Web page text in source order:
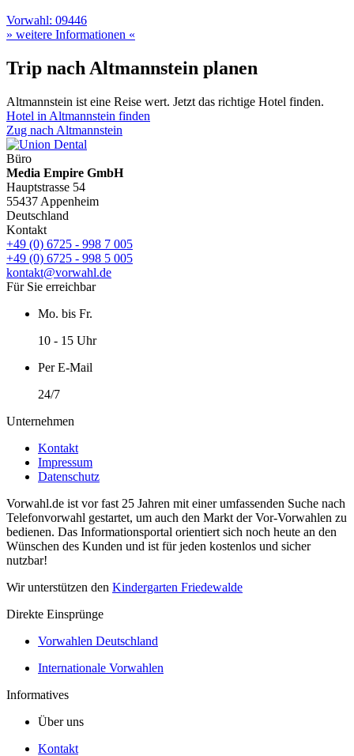
Vorwahl: 09446
» weitere Informationen «
Trip nach Altmannstein planen
Altmannstein ist eine Reise wert. Jetzt das richtige Hotel finden.
Hotel in Altmannstein finden
Zug nach Altmannstein
Büro
Media Empire GmbH
Hauptstrasse 54
55437 Appenheim
Deutschland
Kontakt
+49 (0) 6725 - 998 7 005
+49 (0) 6725 - 998 5 005
kontakt@vorwahl.de
Für Sie erreichbar
Mo. bis Fr.
10 - 15 Uhr
Per E-Mail
24/7
Unternehmen
Kontakt
Impressum
Datenschutz
Vorwahl.de ist vor fast 25 Jahren mit einer umfassenden Suche nach
Telefonvorwahl gestartet, um auch den Markt der Vor-Vorwahlen zu
bedienen. Das Informationsportal orientiert sich noch heute an den
Wünschen des Kunden und ist für jeden kostenlos und sicher
nutzbar!
Wir unterstützen den Kindergarten Friedewalde
Direkte Einsprünge
Vorwahlen Deutschland
Internationale Vorwahlen
Informatives
Über uns
Kontakt